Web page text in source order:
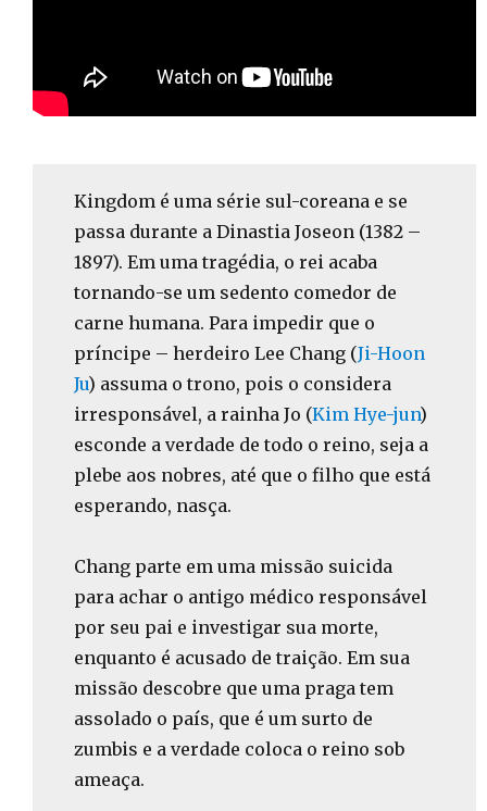
Kingdom é uma série sul-coreana e se
passa durante a Dinastia Joseon (1382 –
1897). Em uma tragédia, o rei acaba
tornando-se um sedento comedor de
carne humana. Para impedir que o
príncipe – herdeiro Lee Chang (Ji-Hoon
Ju) assuma o trono, pois o considera
irresponsável, a rainha Jo (Kim Hye-jun)
esconde a verdade de todo o reino, seja a
plebe aos nobres, até que o filho que está
esperando, nasça.
Chang parte em uma missão suicida
para achar o antigo médico responsável
por seu pai e investigar sua morte,
enquanto é acusado de traição. Em sua
missão descobre que uma praga tem
assolado o país, que é um surto de
zumbis e a verdade coloca o reino sob
ameaça.